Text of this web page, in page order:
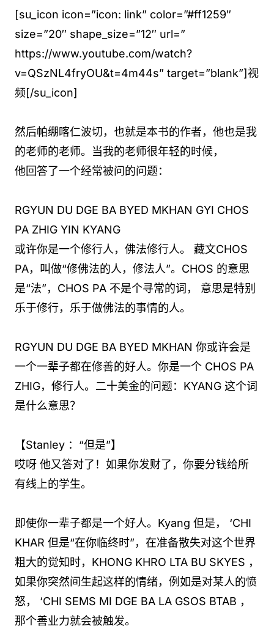
[su_icon icon=”icon: link” color=”#ff1259″
size=”20″ shape_size=”12″ url=”
https://www.youtube.com/watch?
v=QSzNL4fryOU&t=4m44s” target=”blank”]视
频[/su_icon]
然后帕绷喀仁波切，也就是本书的作者，他也是我
的老师的老师。当我的老师很年轻的时候，
他回答了一个经常被问的问题：
RGYUN DU DGE BA BYED MKHAN GYI CHOS
PA ZHIG YIN KYANG
或许你是一个修行人，佛法修行人。 藏文CHOS
PA，叫做“修佛法的人，修法人”。CHOS 的意思
是“法”，CHOS PA 不是个寻常的词， 意思是特别
乐于修行，乐于做佛法的事情的人。
RGYUN DU DGE BA BYED MKHAN 你或许会是
一个一辈子都在修善的好人。你是一个 CHOS PA
ZHIG，修行人。二十美金的问题：KYANG 这个词
是什么意思？
【Stanley ：“但是”】
哎呀 他又答对了！如果你发财了，你要分钱给所
有线上的学生。
即使你一辈子都是一个好人。Kyang 但是， ‘CHI
KHAR 但是“在你临终时”，在准备散失对这个世界
粗大的觉知时，KHONG KHRO LTA BU SKYES ，
如果你突然间生起这样的情绪，例如是对某人的愤
怒， ‘CHI SEMS MI DGE BA LA GSOS BTAB ，
那个善业力就会被触发。